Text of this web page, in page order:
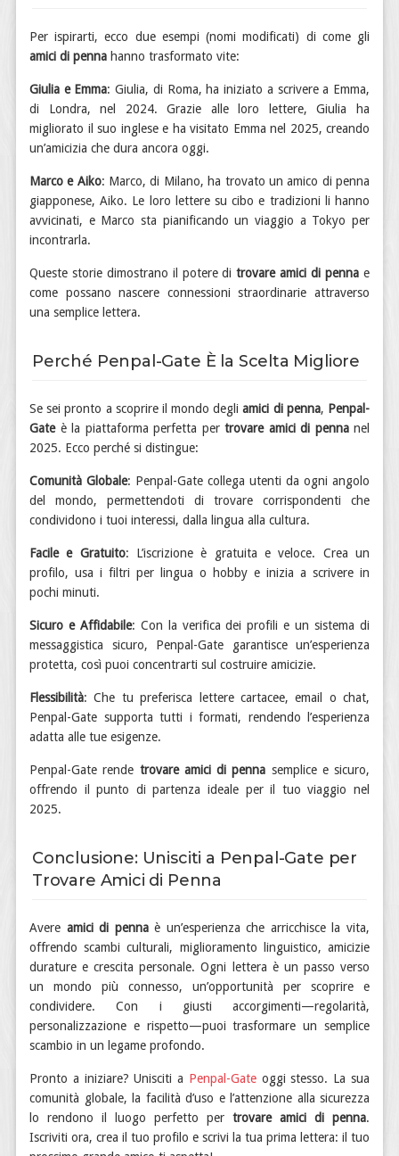
Per ispirarti, ecco due esempi (nomi modificati) di come gli
amici di penna hanno trasformato vite:
Giulia e Emma: Giulia, di Roma, ha iniziato a scrivere a Emma,
di Londra, nel 2024. Grazie alle loro lettere, Giulia ha
migliorato il suo inglese e ha visitato Emma nel 2025, creando
un’amicizia che dura ancora oggi.
Marco e Aiko: Marco, di Milano, ha trovato un amico di penna
giapponese, Aiko. Le loro lettere su cibo e tradizioni li hanno
avvicinati, e Marco sta pianificando un viaggio a Tokyo per
incontrarla.
Queste storie dimostrano il potere ditrovare amici di penna e
come possano nascere connessioni straordinarie attraverso
una semplice lettera.
Perché Penpal-Gate È la Scelta Migliore
Se sei pronto a scoprire il mondo degliamici di penna, Penpal-
Gateè la piattaforma perfetta per trovare amici di pennanel
2025. Ecco perché si distingue:
Comunità Globale: Penpal-Gate collega utenti da ogni angolo
del mondo, permettendoti di trovare corrispondenti che
condividono i tuoi interessi, dalla lingua alla cultura.
Facile e Gratuito: L’iscrizione è gratuita e veloce. Crea un
profilo, usa i filtri per lingua o hobby e inizia a scrivere in
pochi minuti.
Sicuro e Affidabile: Con la verifica dei profili e un sistema di
messaggistica sicuro, Penpal-Gate garantisce un’esperienza
protetta, così puoi concentrarti sul costruire amicizie.
Flessibilità: Che tu preferisca lettere cartacee, email o chat,
Penpal-Gate supporta tutti i formati, rendendo l’esperienza
adatta alle tue esigenze.
Penpal-Gate rende trovare amici di penna semplice e sicuro,
offrendo il punto di partenza ideale per il tuo viaggio nel
2025.
Conclusione: Unisciti a Penpal-Gate per
Trovare Amici di Penna
Avere amici di pennaè un’esperienza che arricchisce la vita,
offrendo scambi culturali, miglioramento linguistico, amicizie
durature e crescita personale. Ogni lettera è un passo verso
un mondo più connesso, un’opportunità per scoprire e
condividere. Con i giusti accorgimenti—regolarità,
personalizzazione e rispetto—puoi trasformare un semplice
scambio in un legame profondo.
Pronto a iniziare? Unisciti a Penpal-Gateoggi stesso. La sua
comunità globale, la facilità d’uso e l’attenzione alla sicurezza
lo rendono il luogo perfetto per trovare amici di penna.
Iscriviti ora, crea il tuo profilo e scrivi la tua prima lettera: il tuo